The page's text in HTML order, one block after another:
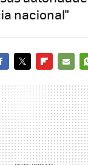
nacional"
MAIL